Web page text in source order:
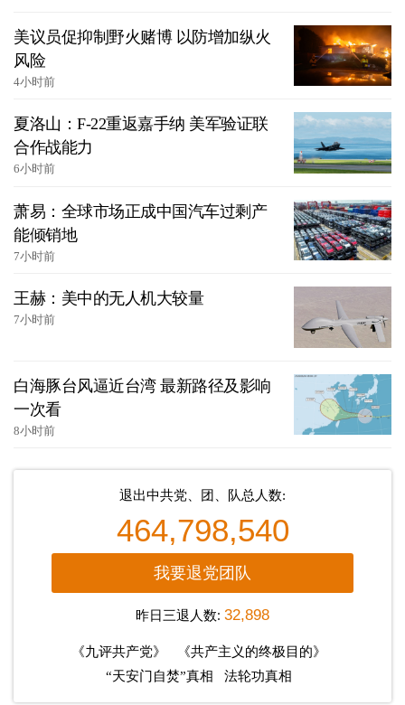
美议员促抑制野火赌博 以防增加纵火
风险
4小时前
夏洛山：F-22重返嘉手纳 美军验证联
合作战能力
6小时前
萧易：全球市场正成中国汽车过剩产
能倾销地
7小时前
王赫：美中的无人机大较量
7小时前
白海豚台风逼近台湾 最新路径及影响
一次看
8小时前
退出中共党、团、队总人数:
464,798,540
我要退党团队
昨日三退人数: 32,898
《九评共产党》
《共产主义的终极目的》
“天安门自焚”真相
法轮功真相